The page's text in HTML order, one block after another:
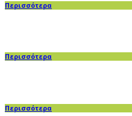
Περισσότερα
Περισσότερα
Περισσότερα